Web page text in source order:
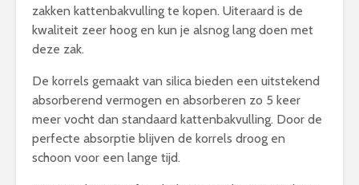
zakken kattenbakvulling te kopen. Uiteraard is de
kwaliteit zeer hoog en kun je alsnog lang doen met
deze zak.
De korrels gemaakt van silica bieden een uitstekend
absorberend vermogen en absorberen zo 5 keer
meer vocht dan standaard kattenbakvulling. Door de
perfecte absorptie blijven de korrels droog en
schoon voor een lange tijd.